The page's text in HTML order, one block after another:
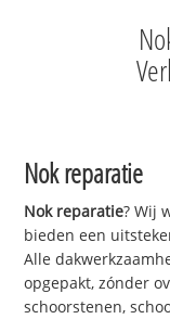
Nok reparatie
Nok reparatie? Wij
bieden een
Alle
opgepakt, zónder
schoorstenen,